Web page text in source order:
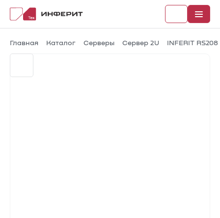
Главная Каталог Серверы Сервер 2U INFERIT RS208